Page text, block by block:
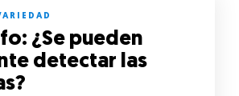
¿Se pueden
detectar las